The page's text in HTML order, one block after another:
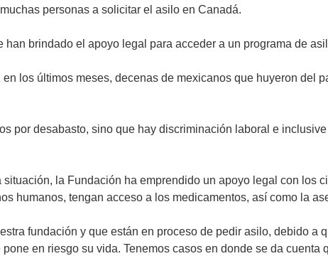
personas a solicitar el asilo en Canadá.
brindado el apoyo legal para acceder a un programa de
los últimos meses, decenas de mexicanos que huyeron del
por desabasto, sino que hay discriminación laboral e
la Fundación ha emprendido un apoyo legal con los
humanos, tengan acceso a los medicamentos, así como la
fundación y que están en proceso de pedir asilo, debido
en riesgo su vida. Tenemos casos en donde se da